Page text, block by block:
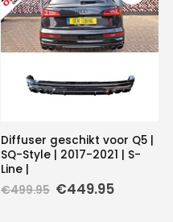
Diffuser geschikt voor Q5 |
SQ-Style | 2017-2021 | S-
Line |
€499.95 Oorspronkelijke
€449.95Huidige